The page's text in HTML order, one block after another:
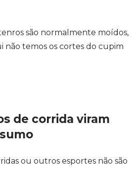
são normalmente moídos,
não temos os cortes do cupim
de corrida viram
ou outros esportes não são